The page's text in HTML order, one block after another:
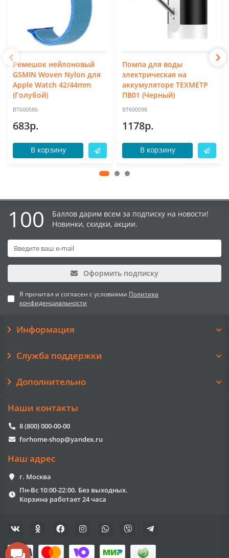
Ремешок нейлоновый
GSMIN Woven Nylon для
Apple Watch 42/44mm
(Голубой)
BT600586
683р.
В корзину
Помпа для воды
электрическая на
аккумуляторе ТЕХМЕТР
ПВ01 (Черный)
BT600098
1178р.
В корзину
100
Баллов дарим всем за подписку на новости!
Новинки, скидки, акции.
Оформить подписку
Я прочитал и согласен с условиями Политика
конфиденциальности
Информация
Служба поддержки
Дополнительно
Наши контакты
8 (800) 000-00-00
forhome-shop@yandex.ru
Наш адрес
г. Москва
Пн-Вс 10:00-22:00. Без выходных.
Корзина работает 24 часа